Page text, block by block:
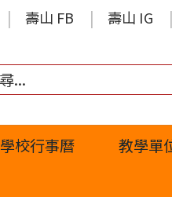
壽山 FB 壽山 IG
學校行事曆
教學單